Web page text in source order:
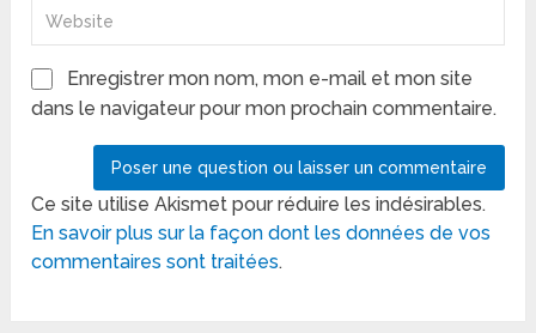
Enregistrer mon nom, mon e-mail et mon site
dans le navigateur pour mon prochain commentaire.
Ce site utilise Akismet pour réduire les indésirables.
En savoir plus sur la façon dont les données de vos
commentaires sont traitées.